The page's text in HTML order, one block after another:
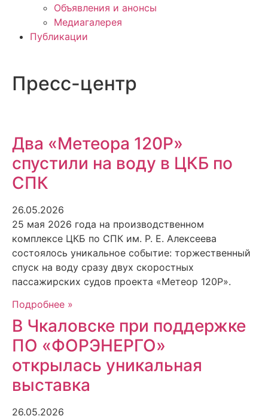
Объявления и анонсы
Медиагалерея
Публикации
Пресс-центр
Два «Метеора 120Р»
спустили на воду в ЦКБ по
СПК
26.05.2026
25 мая 2026 года на производственном
комплексе ЦКБ по СПК им. Р. Е. Алексеева
состоялось уникальное событие: торжественный
спуск на воду сразу двух скоростных
пассажирских судов проекта «Метеор 120Р».
Подробнее »
В Чкаловске при поддержке
ПО «ФОРЭНЕРГО»
открылась уникальная
выставка
26.05.2026